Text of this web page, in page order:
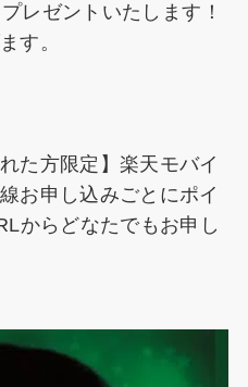
レゼントいたします！
す。
た方限定】楽天モバイ
お申し込みごとにポイ
からどなたでもお申し